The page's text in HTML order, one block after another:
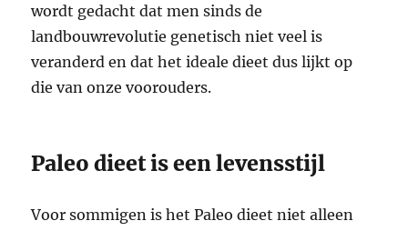
wordt gedacht dat men sinds de
landbouwrevolutie genetisch niet veel is
veranderd en dat het ideale dieet dus lijkt op
die van onze voorouders.
Paleo dieet is een levensstijl
Voor sommigen is het Paleo dieet niet alleen